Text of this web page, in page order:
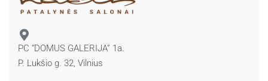
PC “DOMUS GALERIJA” 1a.
P. Lukšio g. 32, Vilnius